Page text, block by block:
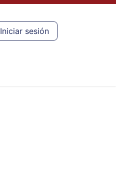
Iniciar sesión